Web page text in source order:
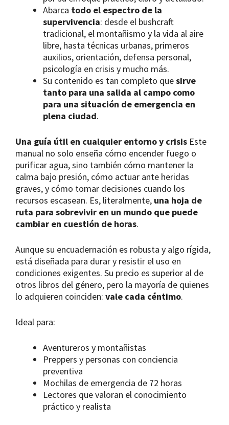
Abarca todo el espectro de la
supervivencia: desde el bushcraft
tradicional, el montañismo y la vida al aire
libre, hasta técnicas urbanas, primeros
auxilios, orientación, defensa personal,
psicología en crisis y mucho más.
Su contenido es tan completo quesirve
tanto para una salida al campo como
para una situación de emergencia en
plena ciudad.
Una guía útil en cualquier entorno y crisis Este
manual no solo enseña cómo encender fuego o
purificar agua, sino también cómo mantener la
calma bajo presión, cómo actuar ante heridas
graves, y cómo tomar decisiones cuando los
recursos escasean. Es, literalmente, una hoja de
ruta para sobrevivir en un mundo que puede
cambiar en cuestión de horas.
Aunque su encuadernación es robusta y algo rígida,
está diseñada para durar y resistir el uso en
condiciones exigentes. Su precio es superior al de
otros libros del género, pero la mayoría de quienes
lo adquieren coinciden: vale cada céntimo.
Ideal para:
Aventureros y montañistas
Preppers y personas con conciencia
preventiva
Mochilas de emergencia de 72 horas
Lectores que valoran el conocimiento
práctico y realista